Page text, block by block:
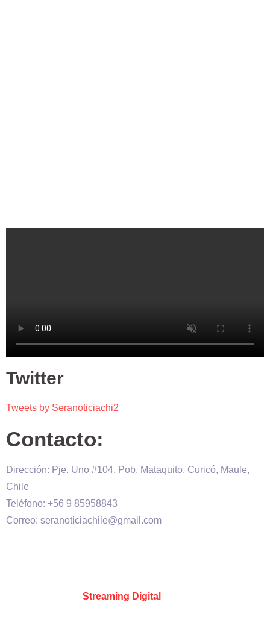
Twitter
Tweets by Seranoticiachi2
Contacto:
Dirección: Pje. Uno #104, Pob. Mataquito, Curicó, Maule,
Chile
Teléfono: +56 9 85958843
Correo: seranoticiachile@gmail.com
Streaming Digital